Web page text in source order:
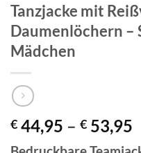
Tanzjacke mit
Daumenlöchern –
Mädchen
€ 44,95 – € 53,95